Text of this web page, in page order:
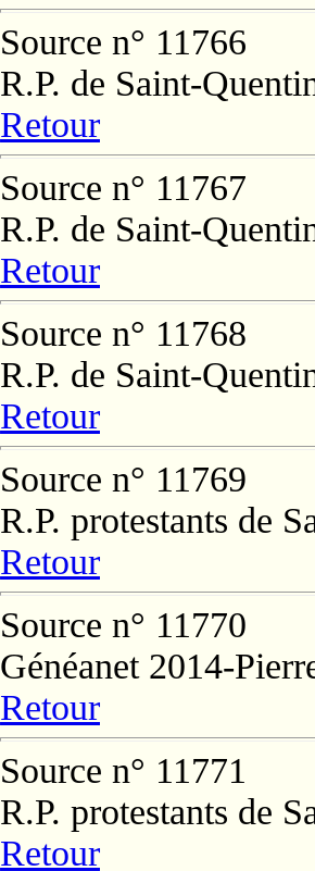
Source n° 11766
R.P. de Saint-
Retour
Source n° 11767
R.P. de Saint-
Retour
Source n° 11768
R.P. de Saint-
Retour
Source n° 11769
R.P. protestants de
Retour
Source n° 11770
Généanet 2014-
Retour
Source n° 11771
R.P. protestants de
Retour